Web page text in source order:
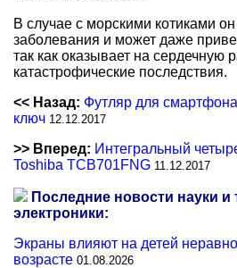
В случае с морскими котиками
заболевания и может даже
так как оказывает на сердечную
катастрофические последствия.
<< Назад: Футляр для
ключ 12.12.2017
>> Вперед: Интегральный
Toshiba TCB701FNG 11.12.2017
Последние новости науки и
электроники:
Экраны влияют на детей
возрасте 01.08.2026